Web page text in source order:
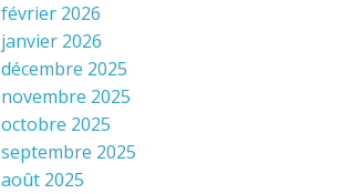
février 2026
janvier 2026
décembre 2025
novembre 2025
octobre 2025
septembre 2025
août 2025